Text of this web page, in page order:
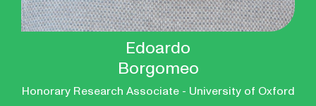
Edoardo
Borgomeo
Honorary Research Associate - University of Oxford